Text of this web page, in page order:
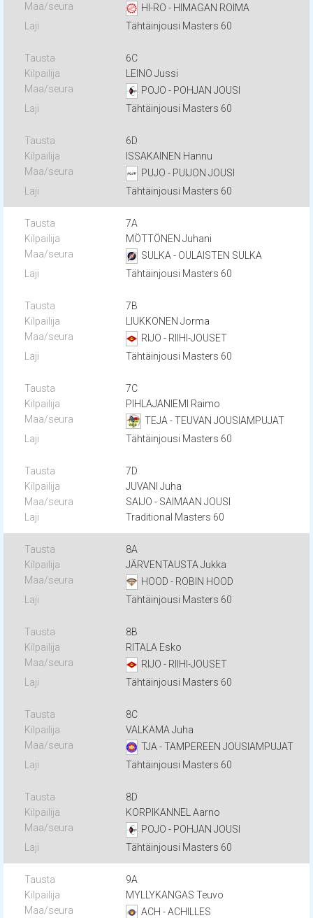
HI-RO - HIMAGAN ROIMA
Tähtäinjousi Masters 60
6C
LEINO Jussi
POJO - POHJAN JOUSI
Tähtäinjousi Masters 60
6D
ISSAKAINEN Hannu
PUJO - PUIJON JOUSI
Tähtäinjousi Masters 60
7A
MÖTTÖNEN Juhani
SULKA - OULAISTEN SULKA
Tähtäinjousi Masters 60
7B
LIUKKONEN Jorma
RIJO - RIIHI-JOUSET
Tähtäinjousi Masters 60
7C
PIHLAJANIEMI Raimo
TEJA - TEUVAN JOUSIAMPUJAT
Tähtäinjousi Masters 60
7D
JUVANI Juha
SAIJO - SAIMAAN JOUSI
Traditional Masters 60
8A
JÄRVENTAUSTA Jukka
HOOD - ROBIN HOOD
Tähtäinjousi Masters 60
8B
RITALA Esko
RIJO - RIIHI-JOUSET
Tähtäinjousi Masters 60
8C
VALKAMA Juha
TJA - TAMPEREEN JOUSIAMPUJAT
Tähtäinjousi Masters 60
8D
KORPIKANNEL Aarno
POJO - POHJAN JOUSI
Tähtäinjousi Masters 60
9A
MYLLYKANGAS Teuvo
ACH - ACHILLES